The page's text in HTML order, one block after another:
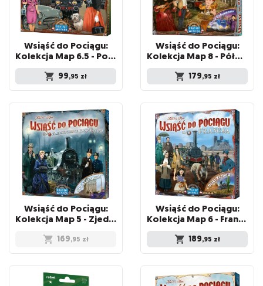
Wsiąść do Pociągu:
Kolekcja Map 6.5 - Polska
99,95 zł
Wsiąść do Pociągu:
Kolekcja Map 8 - Półwysep Iberyjski i Korea Południowa
179,95 zł
Wsiąść do Pociągu:
Kolekcja Map 5 - Zjednoczone Królestwo i Pensylwania
169,95 zł
Wsiąść do Pociągu:
Kolekcja Map 6 - Francja i Dziki Zachód
189,95 zł